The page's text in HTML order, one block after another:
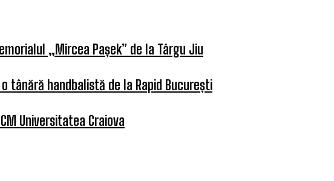
„Mircea Pașek” de la Târgu Jiu
tânără handbalistă de la Rapid București
Universitatea Craiova